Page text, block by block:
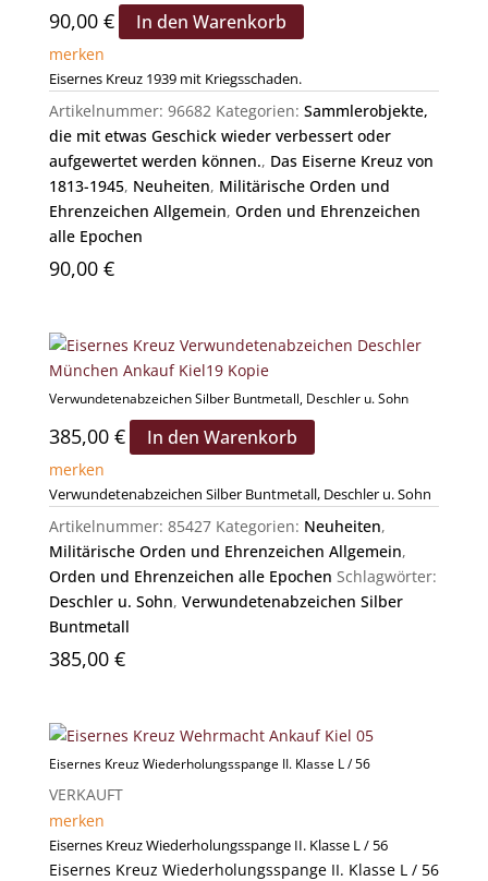
90,00 € In den Warenkorb
merken
Eisernes Kreuz 1939 mit Kriegsschaden.
Artikelnummer: 96682 Kategorien: Sammlerobjekte,
die mit etwas Geschick wieder verbessert oder
aufgewertet werden können., Das Eiserne Kreuz von
1813-1945, Neuheiten, Militärische Orden und
Ehrenzeichen Allgemein, Orden und Ehrenzeichen
alle Epochen
90,00 €
Verwundetenabzeichen Silber Buntmetall, Deschler u. Sohn
385,00 € In den Warenkorb
merken
Verwundetenabzeichen Silber Buntmetall, Deschler u. Sohn
Artikelnummer: 85427 Kategorien: Neuheiten,
Militärische Orden und Ehrenzeichen Allgemein,
Orden und Ehrenzeichen alle Epochen Schlagwörter:
Deschler u. Sohn, Verwundetenabzeichen Silber
Buntmetall
385,00 €
Eisernes Kreuz Wiederholungsspange II. Klasse L / 56
VERKAUFT
merken
Eisernes Kreuz Wiederholungsspange II. Klasse L / 56
Eisernes Kreuz Wiederholungsspange II. Klasse L / 56